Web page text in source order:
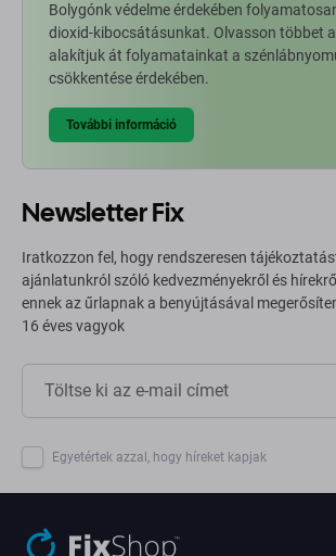
Bolygónk védelme érdekében
dioxid-kibocsátásunkat. Olvasson többet
alakítjuk át folyamatainkat a
csökkentése érdekében.
További információ
Newsletter Fix
Iratkozzon fel, hogy rendszeresen
ajánlatunkról szóló kedvezményekről és
ennek az űrlapnak a benyújtásával
16 éves vagyok
Egyetértek azzal, hogy híreket kapjak